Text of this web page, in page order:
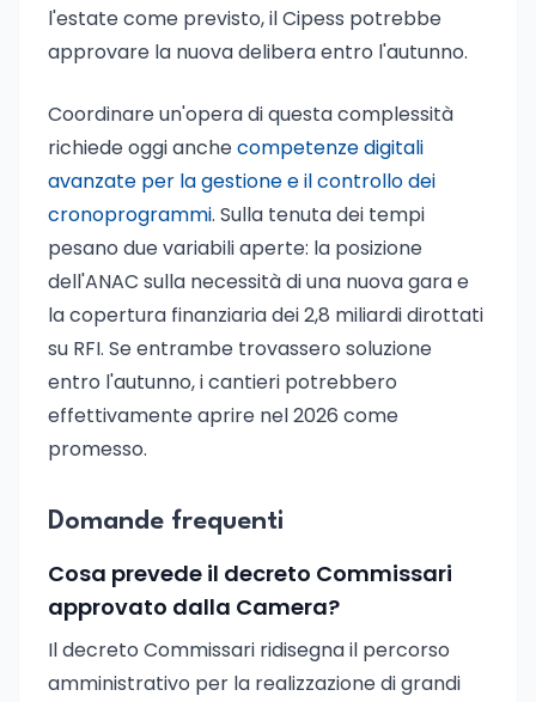
l'estate come previsto, il Cipess potrebbe
approvare la nuova delibera entro l'autunno.
Coordinare un'opera di questa complessità
richiede oggi anchecompetenze digitali
avanzate per la gestione e il controllo dei
cronoprogrammi. Sulla tenuta dei tempi
pesano due variabili aperte: la posizione
dell'ANAC sulla necessità di una nuova gara e
la copertura finanziaria dei 2,8 miliardi dirottati
su RFI. Se entrambe trovassero soluzione
entro l'autunno, i cantieri potrebbero
effettivamente aprire nel 2026 come
promesso.
Domande frequenti
Cosa prevede il decreto Commissari
approvato dalla Camera?
Il decreto Commissari ridisegna il percorso
amministrativo per la realizzazione di grandi